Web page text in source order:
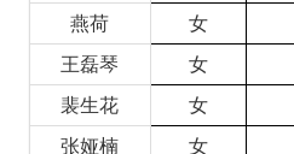
燕荷
女
王磊琴
女
裴生花
女
张娅楠
女